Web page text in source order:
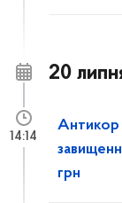
20
Антикор
грн
14:14